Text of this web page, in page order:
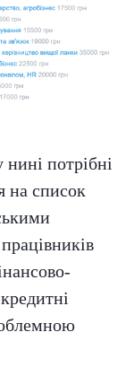
потрібні
на список